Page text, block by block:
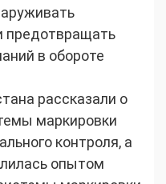
предотвращать
в обороте
рассказали о
маркировки
контроля, а
опытом